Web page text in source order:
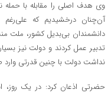
وی هدف اصلی را مقابله با حمله
آن‌چنان درخشیدیم که علی‌رغم
دانشمندان بی‌بدیل کشور، ملت
تدبیر عمل کردند و دولت نیز
نداشت دولت با چنین قدرتی
حضرتی اذعان کرد: در یک روز،